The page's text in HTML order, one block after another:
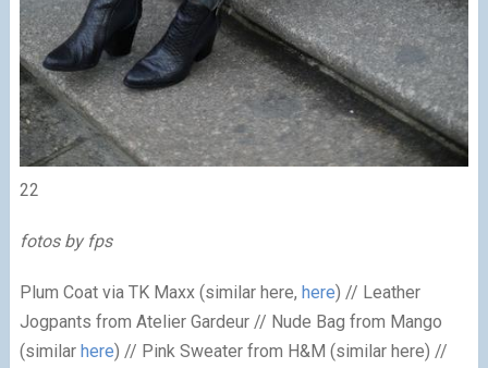
22
fotos by fps
Plum Coat via TK Maxx (similar here, here) // Leather
Jogpants from Atelier Gardeur // Nude Bag from Mango
(similar here) // Pink Sweater from H&M (similar here) //